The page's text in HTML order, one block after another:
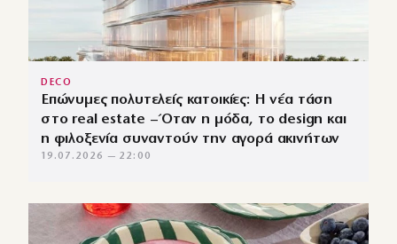
DECO
Επώνυμες πολυτελείς κατοικίες: Η νέα τάση
στο real estate – Όταν η μόδα, το design και
η φιλοξενία συναντούν την αγορά ακινήτων
19.07.2026 — 22:00